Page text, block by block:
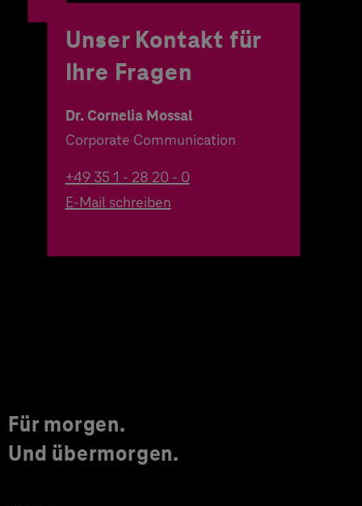
Unser Kontakt für
Ihre Fragen
Dr. Cornelia Mossal
Corporate Communication
+49 35 1 - 28 20 - 0
E-Mail schreiben
Für morgen.
Und übermorgen.